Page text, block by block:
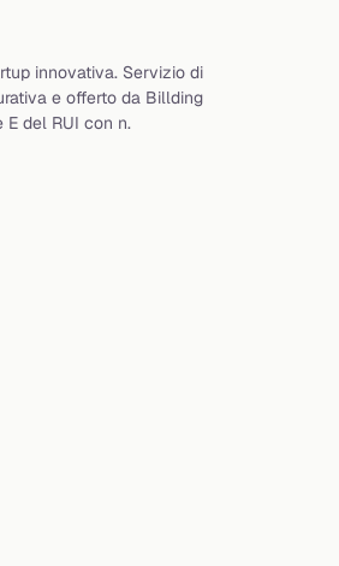
innovativa. Servizio di
e offerto da Billding
E del RUI con n.